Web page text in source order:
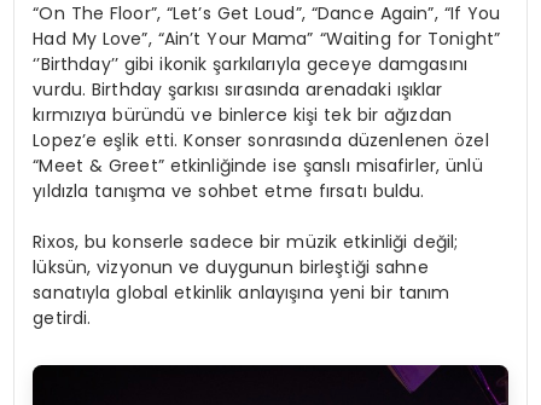
“On The Floor”, “Let’s Get Loud”, “Dance Again”, “If You
Had My Love”, “Ain’t Your Mama” “Waiting for Tonight”
‘’Birthday’’ gibi ikonik şarkılarıyla geceye damgasını
vurdu. Birthday şarkısı sırasında arenadaki ışıklar
kırmızıya büründü ve binlerce kişi tek bir ağızdan
Lopez’e eşlik etti. Konser sonrasında düzenlenen özel
“Meet & Greet” etkinliğinde ise şanslı misafirler, ünlü
yıldızla tanışma ve sohbet etme fırsatı buldu.
Rixos, bu konserle sadece bir müzik etkinliği değil;
lüksün, vizyonun ve duygunun birleştiği sahne
sanatıyla global etkinlik anlayışına yeni bir tanım
getirdi.